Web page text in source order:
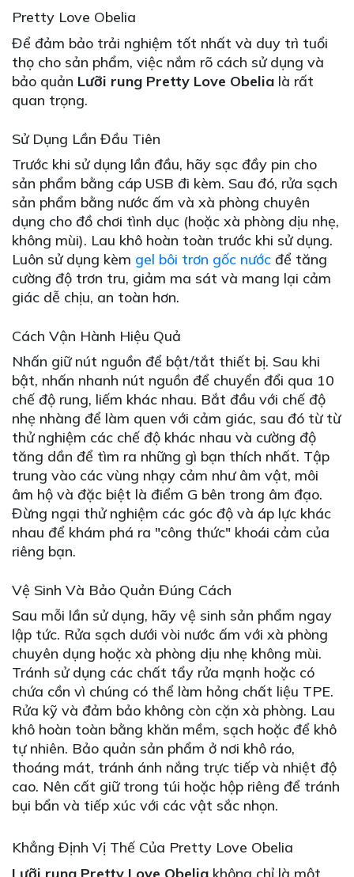
Pretty Love Obelia
Để đảm bảo trải nghiệm tốt nhất và duy trì tuổi
thọ cho sản phẩm, việc nắm rõ cách sử dụng và
bảo quản Lưỡi rung Pretty Love Obelia là rất
quan trọng.
Sử Dụng Lần Đầu Tiên
Trước khi sử dụng lần đầu, hãy sạc đầy pin cho
sản phẩm bằng cáp USB đi kèm. Sau đó, rửa sạch
sản phẩm bằng nước ấm và xà phòng chuyên
dụng cho đồ chơi tình dục (hoặc xà phòng dịu nhẹ,
không mùi). Lau khô hoàn toàn trước khi sử dụng.
Luôn sử dụng kèm gel bôi trơn gốc nước để tăng
cường độ trơn tru, giảm ma sát và mang lại cảm
giác dễ chịu, an toàn hơn.
Cách Vận Hành Hiệu Quả
Nhấn giữ nút nguồn để bật/tắt thiết bị. Sau khi
bật, nhấn nhanh nút nguồn để chuyển đổi qua 10
chế độ rung, liếm khác nhau. Bắt đầu với chế độ
nhẹ nhàng để làm quen với cảm giác, sau đó từ từ
thử nghiệm các chế độ khác nhau và cường độ
tăng dần để tìm ra những gì bạn thích nhất. Tập
trung vào các vùng nhạy cảm như âm vật, môi
âm hộ và đặc biệt là điểm G bên trong âm đạo.
Đừng ngại thử nghiệm các góc độ và áp lực khác
nhau để khám phá ra "công thức" khoái cảm của
riêng bạn.
Vệ Sinh Và Bảo Quản Đúng Cách
Sau mỗi lần sử dụng, hãy vệ sinh sản phẩm ngay
lập tức. Rửa sạch dưới vòi nước ấm với xà phòng
chuyên dụng hoặc xà phòng dịu nhẹ không mùi.
Tránh sử dụng các chất tẩy rửa mạnh hoặc có
chứa cồn vì chúng có thể làm hỏng chất liệu TPE.
Rửa kỹ và đảm bảo không còn cặn xà phòng. Lau
khô hoàn toàn bằng khăn mềm, sạch hoặc để khô
tự nhiên. Bảo quản sản phẩm ở nơi khô ráo,
thoáng mát, tránh ánh nắng trực tiếp và nhiệt độ
cao. Nên cất giữ trong túi hoặc hộp riêng để tránh
bụi bẩn và tiếp xúc với các vật sắc nhọn.
Khẳng Định Vị Thế Của Pretty Love Obelia
Lưỡi rung Pretty Love Obelia không chỉ là một